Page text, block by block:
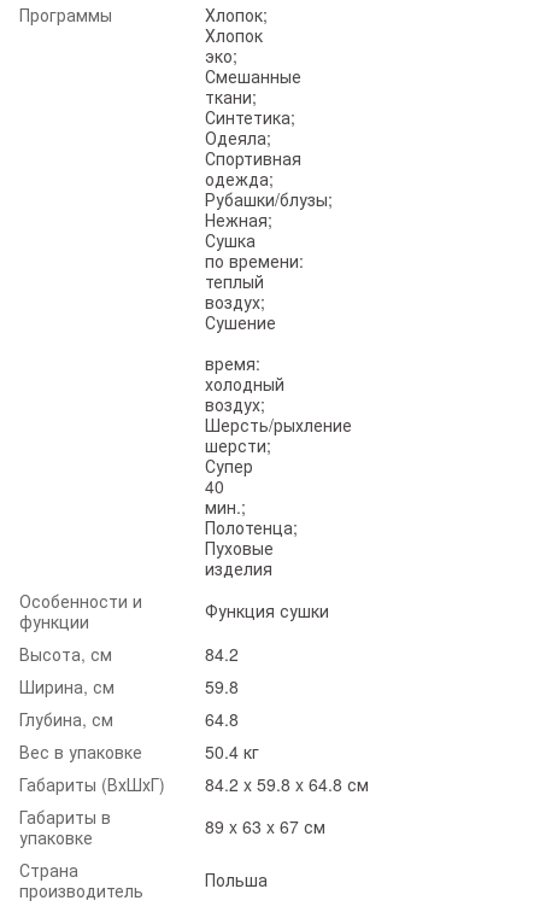
Программы
Хлопок;
Хлопок
эко;
Смешанные
ткани;
Синтетика;
Одеяла;
Спортивная
одежда;
Рубашки/блузы;
Нежная;
Сушка
по времени:
теплый
воздух;
Сушение
время:
холодный
воздух;
Шерсть/рыхление
шерсти;
Супер
40
мин.;
Полотенца;
Пуховые
изделия
Особенности и
функции
Функция сушки
Высота, см
84.2
Ширина, см
59.8
Глубина, см
64.8
Вес в упаковке
50.4 кг
Габариты (ВхШхГ)
84.2 x 59.8 x 64.8 см
Габариты в
упаковке
89 x 63 x 67 см
Страна
производитель
Польша